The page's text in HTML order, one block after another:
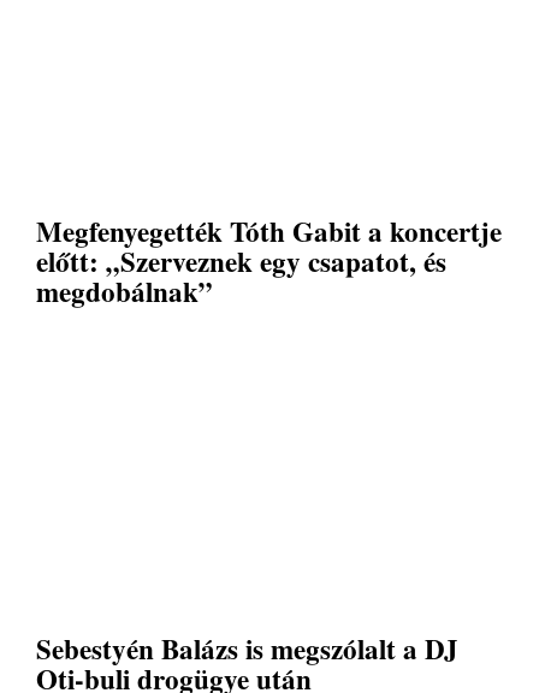
Megfenyegették Tóth Gabit a koncertje
előtt: „Szerveznek egy csapatot, és
megdobálnak”
Sebestyén Balázs is megszólalt a DJ
Oti-buli drogügye után